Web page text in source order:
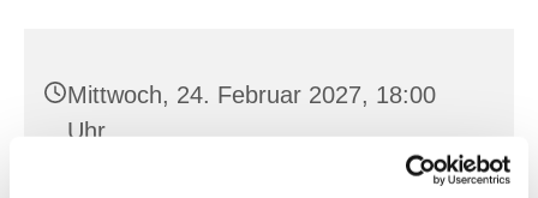
Mittwoch, 24. Februar 2027, 18:00
Uhr